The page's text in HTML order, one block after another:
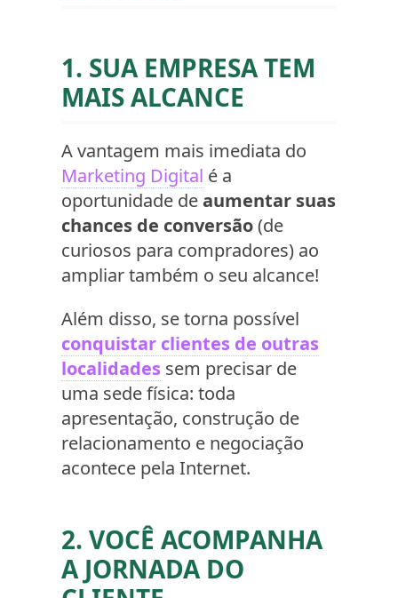
1. SUA EMPRESA TEM
MAIS ALCANCE
A vantagem mais imediata do
Marketing Digital é a
oportunidade deaumentar suas
chances de conversão(de
curiosos para compradores) ao
ampliar também o seu alcance!
Além disso, se torna possível
conquistar clientes de outras
localidades sem precisar de
uma sede física: toda
apresentação, construção de
relacionamento e negociação
acontece pela Internet.
2. VOCÊ ACOMPANHA
A JORNADA DO